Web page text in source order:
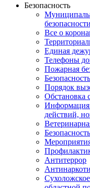
Безопасность
безопасности
Все о
Единая
Телефоны
Пожарная
Порядок
Обстановка
Информация
действий,
Антитеррор